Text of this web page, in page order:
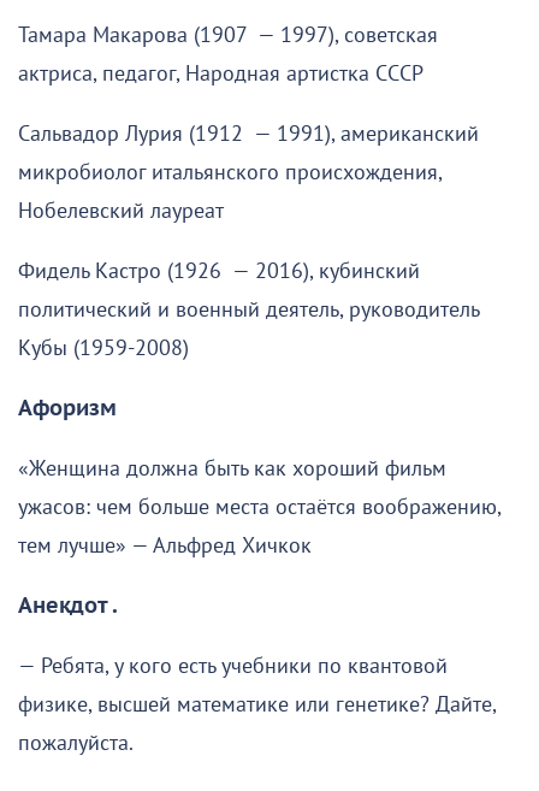
Тамара Макарова (1907 — 1997), советская
актриса, педагог, Народная артистка СССР
Сальвадор Лурия (1912 — 1991), американский
микробиолог итальянского происхождения,
Нобелевский лауреат
Фидель Кастро (1926 — 2016), кубинский
политический и военный деятель, руководитель
Кубы (1959-2008)
Афоризм
«Женщина должна быть как хороший фильм
ужасов: чем больше места остаётся воображению,
тем лучше» — Альфред Хичкок
Анекдот .
— Ребята, у кого есть учебники по квантовой
физике, высшей математике или генетике? Дайте,
пожалуйста.